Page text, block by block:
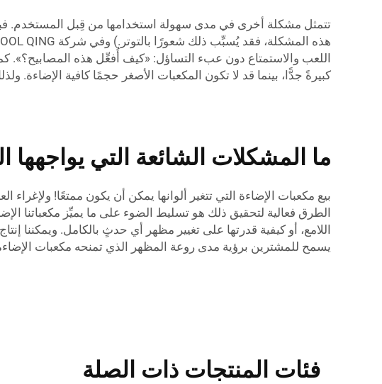
تتمثل مشكلة أخرى في مدى سهولة استخدامها من قِبل المستخدم.
اللعب والاستمتاع دون عبء التساؤل: «كيف أُفعِّل هذه المصابيح؟».
كبيرةً جدًّا، بينما قد لا تكون المكعبات الأصغر حجمًا كافية الإضاءة.
ما المشكلات الشائعة التي يواجهها
الطرق فعالية لتحقيق ذلك هو تسليط الضوء على ما يميِّز مكعباتنا
اللامع، أو كيفية قدرتها على تغيير مظهر أي حدثٍ بالكامل. ويمكننا
يسمح للمشترين برؤية مدى روعة المظهر الذي تمنحه مكعبات
فئات المنتجات ذات الصلة